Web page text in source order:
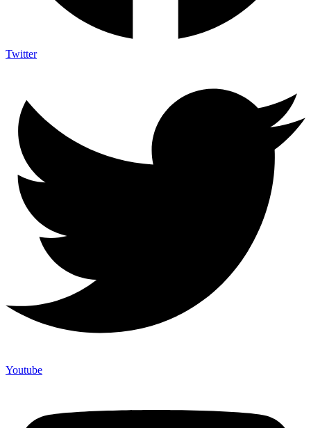
Twitter
Youtube